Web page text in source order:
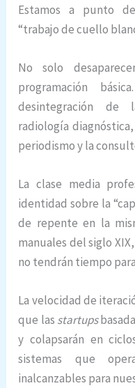
Estamos a punto
“trabajo de cuello
No solo
programación
desintegración de
radiología
periodismo y la
La clase media
identidad sobre la
de repente en la
manuales del siglo
no tendrán tiempo
La velocidad de
que las startups
y colapsarán en
sistemas que
inalcanzables para